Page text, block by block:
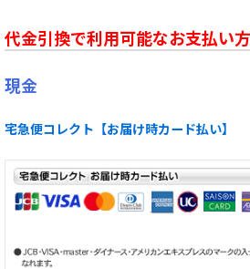
代金引換で利用可能なお支払い
現金
宅急便コレクト【お届け時カード払い】